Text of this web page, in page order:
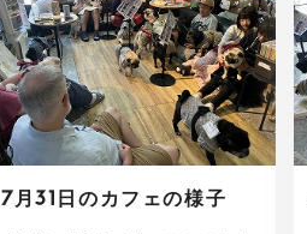
7月31日のカフェの様子